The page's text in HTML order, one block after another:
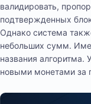
валидировать,
подтвержденных
Однако система
небольших сумм.
названия алгоритма.
новыми монетами за